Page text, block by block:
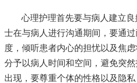
心理护理首先要与病人建立
士在与病人进行沟通期间，要通
度，倾听患者内心的担忧以及焦
分予以病人时间和空间，避免突
出现，要尊重个体的性格以及隐